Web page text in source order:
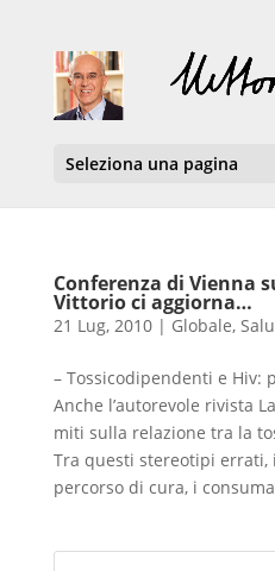
Seleziona una pagina
Conferenza di Vienna
Vittorio ci aggiorna…
21 Lug, 2010| Globale,
– Tossicodipendenti e Hiv:
Anche l’autorevole rivista
miti sulla relazione tra la
Tra questi stereotipi errati,
percorso di cura, i